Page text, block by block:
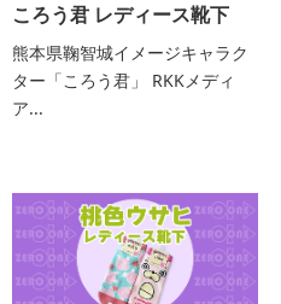
ころう君 レディース靴下
熊本県鞠智城イメージキャラク
ター「ころう君」 RKKメディ
ア...